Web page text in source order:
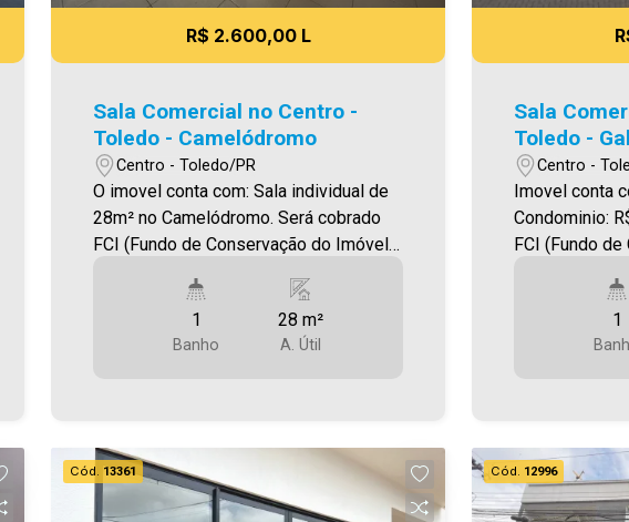
R$ 2.600,00 L
Sala Comercial no Centro -
Toledo - Camelódromo
Centro - Toledo/PR
O imovel conta com: Sala individual de
28m² no Camelódromo. Será cobrado
FCI (Fundo de Conservação do Imóvel),
Para mais detalhes sobre o FCI,
acesse o menu LOCAÇÃO em nosso
venda. Aproveite essa oportunidade,
agende uma visita! Imobiliária Ativa |
Sinta-se em casa! - As informações
1
Banho
28 m²
A. Útil
Sala
Toledo -
Centro -
Imovel conta com: Área Útil:
Condominio: R$
FCI (Fundo
Para mais
acesse o
venda. Aproveite essa oportunidade,
agende uma visita!
Sinta-se em casa! - As
1
Cód. 13361 Cód. 12996